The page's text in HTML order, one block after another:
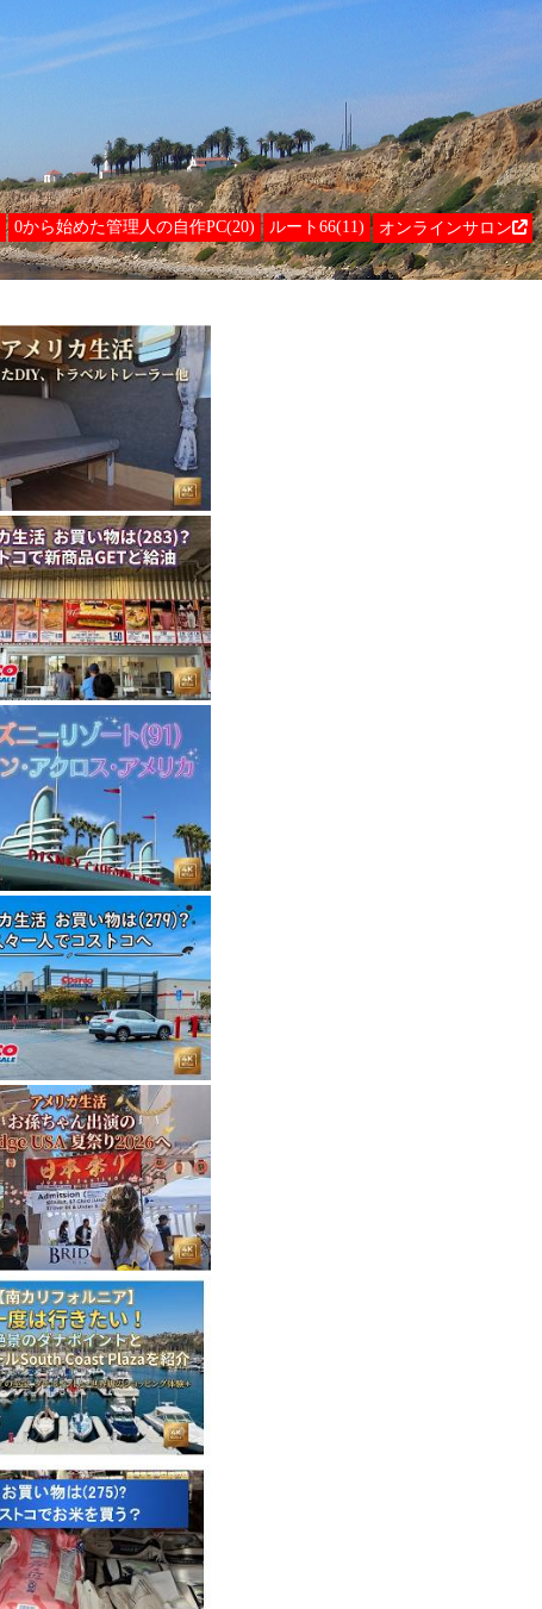
0から始めた管理人の自作PC(20) ルート66(11) オンラインサロン